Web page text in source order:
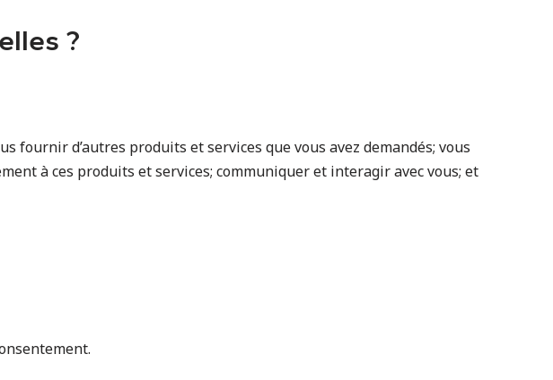
?
fournir d’autres produits et services que vous avez demandés; vous
à ces produits et services; communiquer et interagir avec vous; et